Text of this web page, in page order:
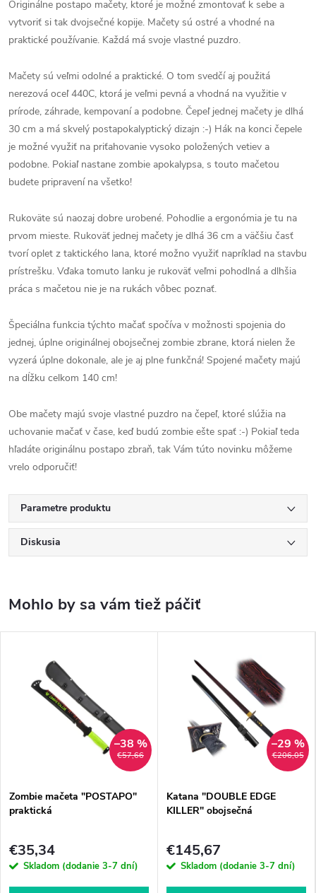
Originálne postapo mačety, ktoré je možné zmontovať k sebe a
vytvoriť si tak dvojsečné kopije. Mačety sú ostré a vhodné na
praktické používanie. Každá má svoje vlastné puzdro.
Mačety sú veľmi odolné a praktické. O tom svedčí aj použitá
nerezová oceľ 440C, ktorá je veľmi pevná a vhodná na využitie v
prírode, záhrade, kempovaní a podobne. Čepeľ jednej mačety je dlhá
30 cm a má skvelý postapokalyptický dizajn :-) Hák na konci čepele
je možné využiť na priťahovanie vysoko položených vetiev a
podobne. Pokiaľ nastane zombie apokalypsa, s touto mačetou
budete pripravení na všetko!
Rukoväte sú naozaj dobre urobené. Pohodlie a ergonómia je tu na
prvom mieste. Rukoväť jednej mačety je dlhá 36 cm a väčšiu časť
tvorí oplet z taktického lana, ktoré možno využiť napríklad na stavbu
prístrešku. Vďaka tomuto lanku je rukoväť veľmi pohodlná a dlhšia
práca s mačetou nie je na rukách vôbec poznať.
Špeciálna funkcia týchto mačať spočíva v možnosti spojenia do
jednej, úplne originálnej obojsečnej zombie zbrane, ktorá nielen že
vyzerá úplne dokonale, ale je aj plne funkčná! Spojené mačety majú
na dĺžku celkom 140 cm!
Obe mačety majú svoje vlastné puzdro na čepeľ, ktoré slúžia na
uchovanie mačať v čase, keď budú zombie ešte spať :-) Pokiaľ teda
hľadáte originálnu postapo zbraň, tak Vám túto novinku môžeme
vrelo odporučiť!
Parametre produktu
Diskusia
€57,66
–38 %
Zombie mačeta "POSTAPO"
praktická
€35,34
Skladom (dodanie 3-7 dní)
€206,05
–29 %
Katana "DOUBLE EDGE
KILLER" obojsečná
€145,67
Skladom (dodanie 3-7 dní)